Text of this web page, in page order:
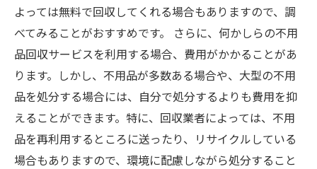
よっては無料で回収してくれる場合もありますので、調
べてみることがおすすめです。 さらに、何かしらの不用
品回収サービスを利用する場合、費用がかかることがあ
ります。しかし、不用品が多数ある場合や、大型の不用
品を処分する場合には、自分で処分するよりも費用を抑
えることができます。特に、回収業者によっては、不用
品を再利用するところに送ったり、リサイクルしている
場合もありますので、環境に配慮しながら処分すること